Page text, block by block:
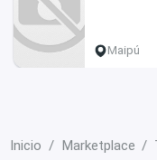
Maipú
Inicio Marketplace